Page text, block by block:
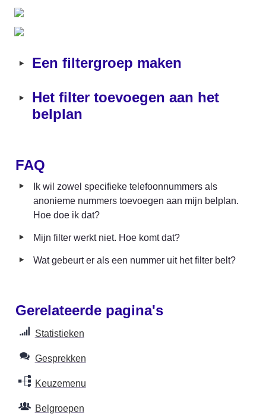
‣ Een filtergroep maken
‣ Het filter toevoegen aan het
belplan
FAQ
‣
Ik wil zowel specifieke telefoonnummers als
anonieme nummers toevoegen aan mijn belplan.
Hoe doe ik dat?
‣ Mijn filter werkt niet. Hoe komt dat?
‣ Wat gebeurt er als een nummer uit het filter belt?
Gerelateerde pagina's
Statistieken
Gesprekken
Keuzemenu
Belgroepen